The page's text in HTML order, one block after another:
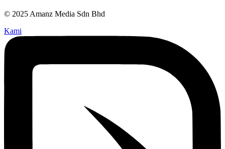
© 2025 Amanz Media Sdn Bhd
Kami